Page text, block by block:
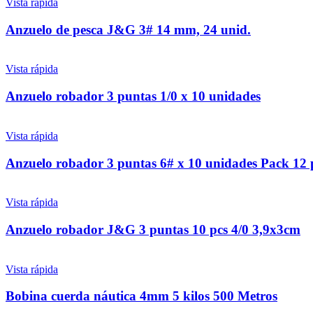
Vista rápida
Anzuelo de pesca J&G 3# 14 mm, 24 unid.
Vista rápida
Anzuelo robador 3 puntas 1/0 x 10 unidades
Vista rápida
Anzuelo robador 3 puntas 6# x 10 unidades Pack 12
Vista rápida
Anzuelo robador J&G 3 puntas 10 pcs 4/0 3,9x3cm
Vista rápida
Bobina cuerda náutica 4mm 5 kilos 500 Metros